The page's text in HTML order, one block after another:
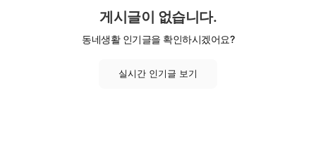
게시글이 없습니다.
동네생활 인기글을 확인하시겠어요?
실시간 인기글 보기